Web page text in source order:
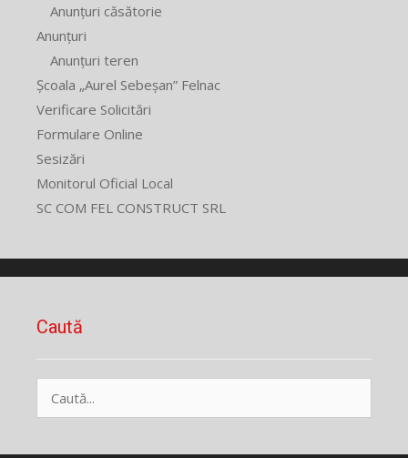
Anunțuri căsătorie
Anunțuri
Anunțuri teren
Școala „Aurel Sebeșan” Felnac
Verificare Solicitări
Formulare Online
Sesizări
Monitorul Oficial Local
SC COM FEL CONSTRUCT SRL
Caută
după: